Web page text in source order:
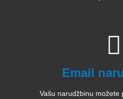
Email
Vašu narudžbinu možete